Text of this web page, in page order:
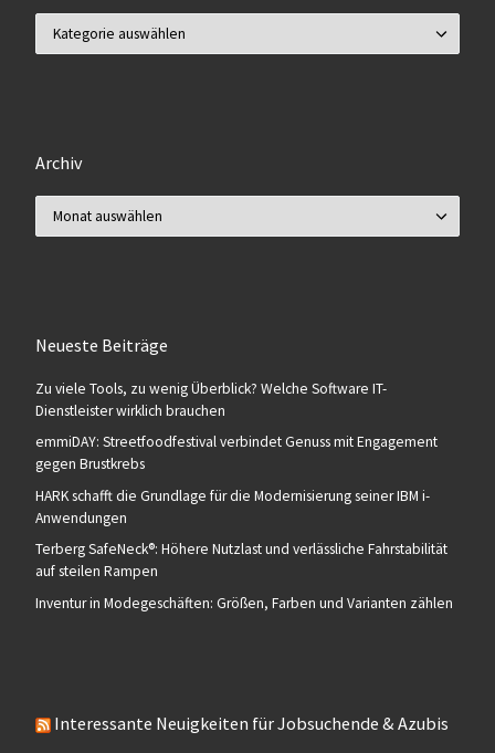
Archiv
Neueste Beiträge
Zu viele Tools, zu wenig Überblick? Welche Software IT-
Dienstleister wirklich brauchen
emmiDAY: Streetfoodfestival verbindet Genuss mit Engagement
gegen Brustkrebs
HARK schafft die Grundlage für die Modernisierung seiner IBM i-
Anwendungen
Terberg SafeNeck®: Höhere Nutzlast und verlässliche Fahrstabilität
auf steilen Rampen
Inventur in Modegeschäften: Größen, Farben und Varianten zählen
Interessante Neuigkeiten für Jobsuchende & Azubis